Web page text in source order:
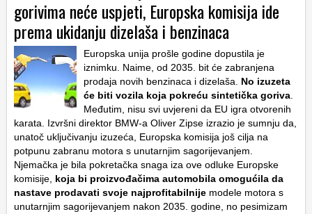
gorivima neće uspjeti, Europska komisija ide
prema ukidanju dizelaša i benzinaca
Europska unija prošle godine dopustila je
iznimku. Naime, od 2035. bit će zabranjena
prodaja novih benzinaca i dizelaša. No izuzeta
će biti vozila koja pokreću sintetička goriva.
Međutim, nisu svi uvjereni da EU igra otvorenih
karata. Izvršni direktor BMW-a Oliver Zipse izrazio je sumnju da,
unatoč uključivanju izuzeća, Europska komisija još cilja na
potpunu zabranu motora s unutarnjim sagorijevanjem.
Njemačka je bila pokretačka snaga iza ove odluke Europske
komisije, koja bi proizvođačima automobila omogućila da
nastave prodavati svoje najprofitabilnije modele motora s
unutarnjim sagorijevanjem nakon 2035. godine, no pesimizam